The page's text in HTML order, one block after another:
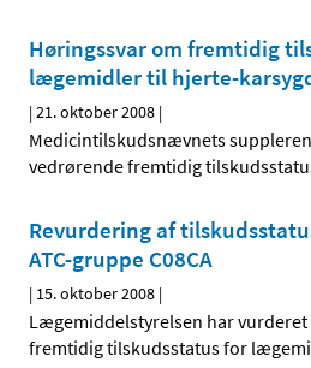
Høringssvar om fremtidig
lægemidler til hjerte-
|21. oktober 2008 |
Medicintilskudsnævnets
vedrørende fremtidig
Revurdering af
ATC-gruppe C08CA
| 15. oktober 2008 |
Lægemiddelstyrelsen har
fremtidig tilskudsstatus for